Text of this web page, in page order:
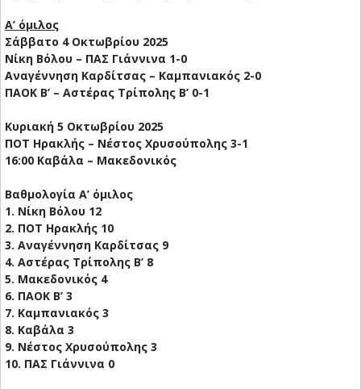
Α’ όμιλος
Σάββατο 4 Οκτωβρίου 2025
Νίκη Βόλου – ΠΑΣ Γιάννινα 1-0
Αναγέννηση Καρδίτσας – Καμπανιακός 2-0
ΠΑΟΚ Β’ – Αστέρας Τρίπολης Β’ 0-1
Κυριακή 5 Οκτωβρίου 2025
ΠΟΤ Ηρακλής – Νέστος Χρυσούπολης 3-1
16:00 Καβάλα – Μακεδονικός
Βαθμολογία Α’ όμιλος
1. Νίκη Βόλου 12
2. ΠΟΤ Ηρακλής 10
3. Αναγέννηση Καρδίτσας 9
4. Αστέρας Τρίπολης Β’ 8
5. Μακεδονικός 4
6. ΠΑΟΚ Β’ 3
7. Καμπανιακός 3
8. Καβάλα 3
9. Νέστος Χρυσούπολης 3
10. ΠΑΣ Γιάννινα 0